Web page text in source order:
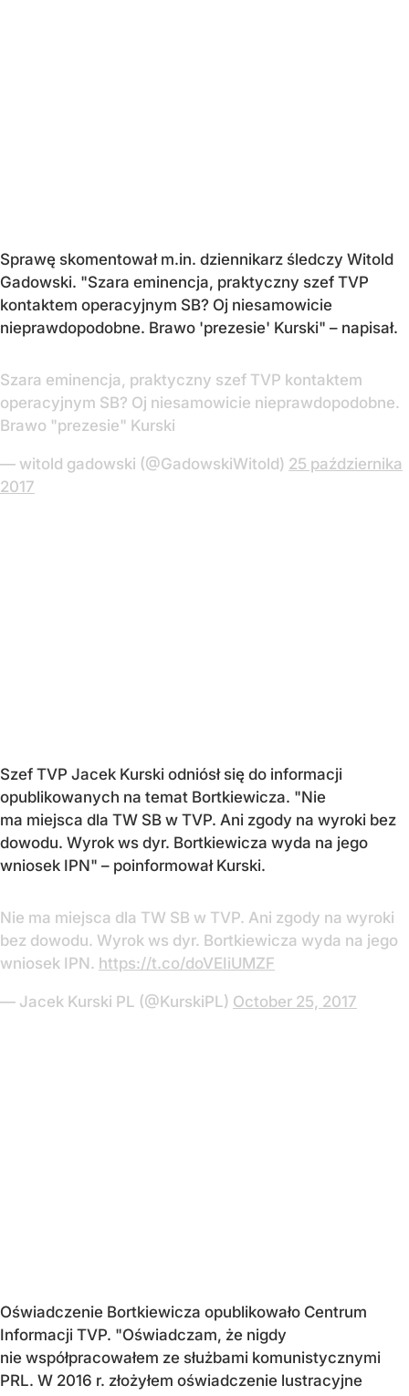
Sprawę skomentował m.in. dziennikarz śledczy Witold
Gadowski. "Szara eminencja, praktyczny szef TVP
kontaktem operacyjnym SB? Oj niesamowicie
nieprawdopodobne. Brawo 'prezesie' Kurski" – napisał.
Szara eminencja, praktyczny szef TVP kontaktem
operacyjnym SB? Oj niesamowicie nieprawdopodobne.
Brawo "prezesie" Kurski
— witold gadowski (@GadowskiWitold) 25 października
2017
Szef TVP Jacek Kurski odniósł się do informacji
opublikowanych na temat Bortkiewicza. "Nie
ma miejsca dla TW SB w TVP. Ani zgody na wyroki bez
dowodu. Wyrok ws dyr. Bortkiewicza wyda na jego
wniosek IPN" – poinformował Kurski.
Nie ma miejsca dla TW SB w TVP. Ani zgody na wyroki
bez dowodu. Wyrok ws dyr. Bortkiewicza wyda na jego
wniosek IPN. https://t.co/doVEIiUMZF
— Jacek Kurski PL (@KurskiPL) October 25, 2017
Oświadczenie Bortkiewicza opublikowało Centrum
Informacji TVP. "Oświadczam, że nigdy
nie współpracowałem ze służbami komunistycznymi
PRL. W 2016 r. złożyłem oświadczenie lustracyjne